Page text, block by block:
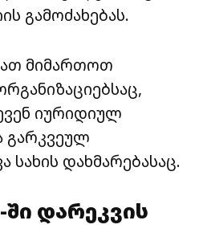
გამოძახებას.
მიმართოთ
იურიდიულ
გარკვეულ
სახის დახმარებასაც.
ში დარეკვის